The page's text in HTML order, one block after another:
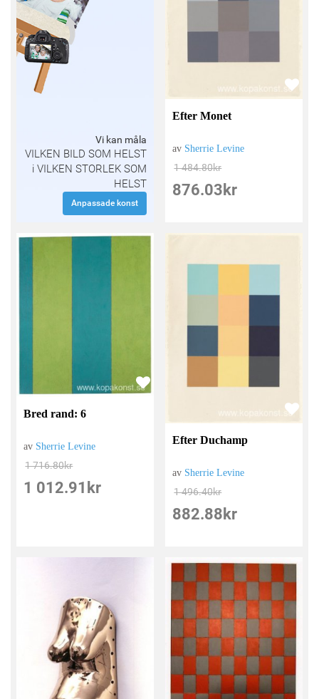
Vi kan måla
VILKEN BILD SOM HELST
i VILKEN STORLEK SOM
HELST
Anpassade konst
Efter Monet
av Sherrie Levine
1 484.80kr
876.03 kr
Bred rand: 6
av Sherrie Levine
1 716.80kr
1 012.91 kr
Efter Duchamp
av Sherrie Levine
1 496.40kr
882.88 kr